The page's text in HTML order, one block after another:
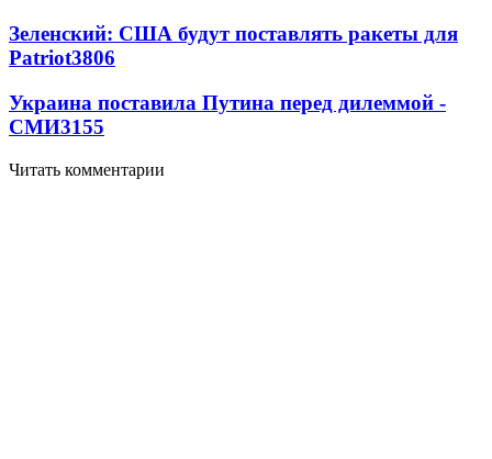
Зеленский: США будут поставлять ракеты для
Patriot3806
Украина поставила Путина перед дилеммой -
СМИ3155
Читать комментарии